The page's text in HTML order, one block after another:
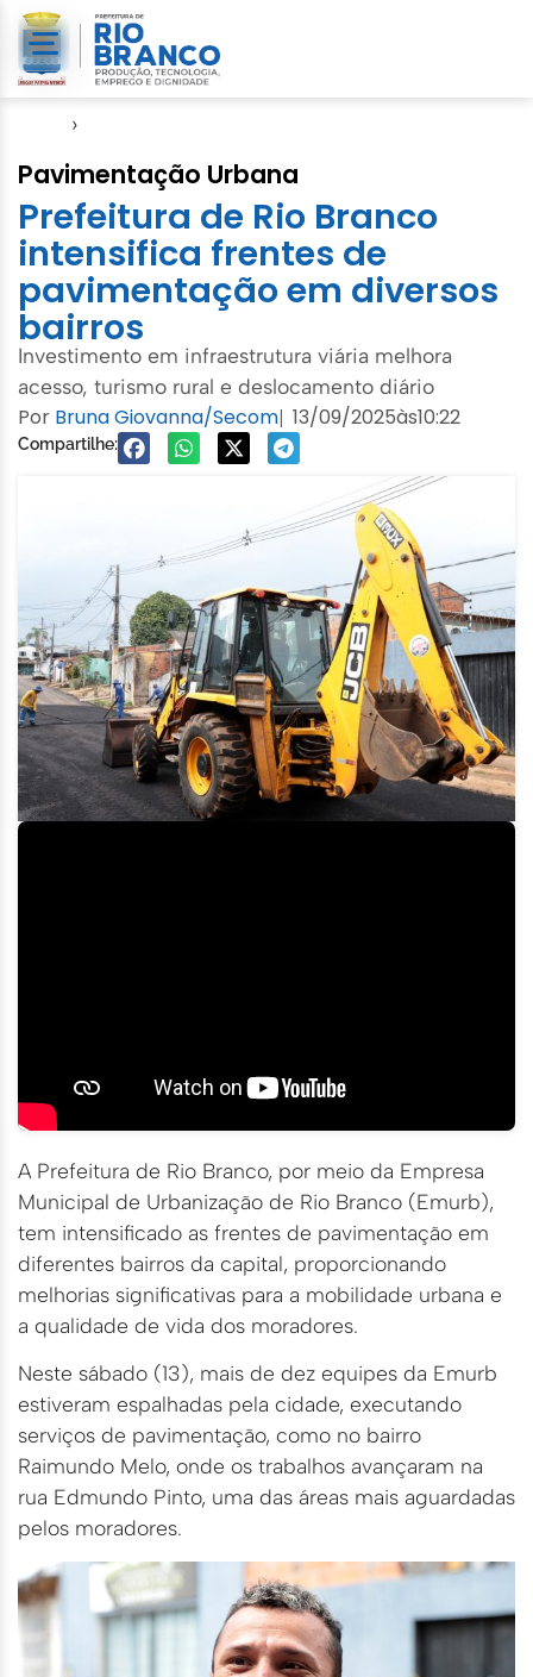
›
Pavimentação Urbana
Prefeitura de Rio Branco
intensifica frentes de
pavimentação em diversos
bairros
Investimento em infraestrutura viária melhora
acesso, turismo rural e deslocamento diário
Por Bruna Giovanna/Secom| 13/09/2025às10:22
Compartilhe:
A Prefeitura de Rio Branco, por meio da Empresa
Municipal de Urbanização de Rio Branco (Emurb),
tem intensificado as frentes de pavimentação em
diferentes bairros da capital, proporcionando
melhorias significativas para a mobilidade urbana e
a qualidade de vida dos moradores.
Neste sábado (13), mais de dez equipes da Emurb
estiveram espalhadas pela cidade, executando
serviços de pavimentação, como no bairro
Raimundo Melo, onde os trabalhos avançaram na
rua Edmundo Pinto, uma das áreas mais aguardadas
pelos moradores.